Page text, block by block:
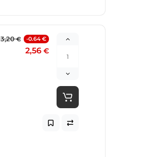
3,20€ -0.64 €
2,56€